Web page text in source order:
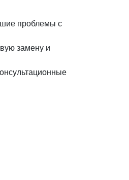
проблемы с
замену и